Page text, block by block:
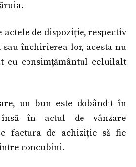
actele de dispoziție, respectiv
sau închirierea lor, acesta nu
cu consimțământul celuilalt
un bun este dobândit în
în actul de vânzare
factura de achiziție să fie
concubini.